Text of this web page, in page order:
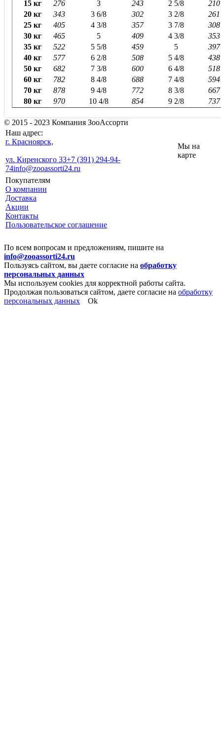
15 кг
276 3 243 2 5/8
210
20 кг
343 3 6/8 302 3 2/8
261
25 кг
405 4 3/8 357 3 7/8
308
30 кг
465 5 409 4 3/8
353
35 кг
522 5 5/8 459 5
397
40 кг
577 6 2/8 508 5 4/8
438
50 кг
682 7 3/8 600 6 4/8
518
60 кг
782 8 4/8 688 7 4/8
594
70 кг
878 9 4/8 772 8 3/8
667
80 кг
970 10 4/8 854 9 2/8 737
© 2015 - 2023 Компания ЗооАссорти
Наш адрес:
г. Красноярск,
ул. Киренского 33+7 (391) 294-94-
74info@zooassorti24.ru
Мы на
карте
Покупателям
О компании
Доставка
Акции
Контакты
Пользовательское соглашение
По всем вопросам и предложениям, пишите на
info@zooassorti24.ru
Пользуясь сайтом, вы даете согласие на обработку
персональных данных
Мы используем cookies для корректной работы сайта.
Продолжая пользоваться сайтом, даете согласие на обработку
персональных данных
Ok